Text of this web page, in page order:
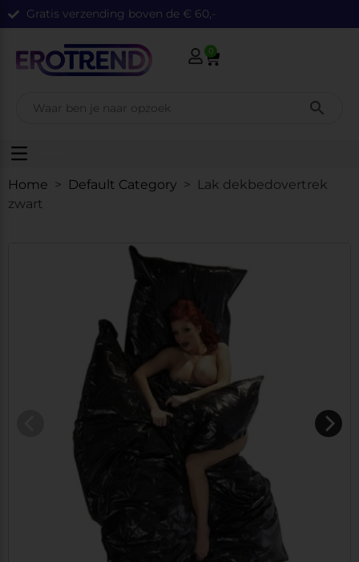
Gratis verzending boven de € 60,-
0
Home > Default Category > Lak dekbedovertrek
zwart